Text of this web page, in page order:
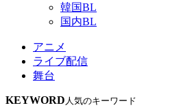
韓国BL
国内BL
アニメ
ライブ配信
舞台
KEYWORD 人気のキーワード